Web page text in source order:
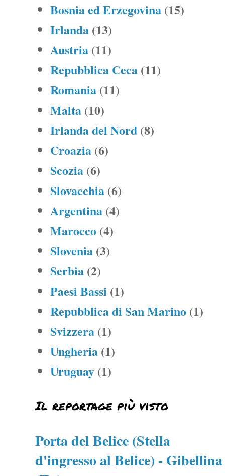
Bosnia ed Erzegovina (15)
Irlanda (13)
Austria (11)
Repubblica Ceca (11)
Romania (11)
Malta (10)
Irlanda del Nord (8)
Croazia (6)
Scozia (6)
Slovacchia (6)
Argentina (4)
Marocco (4)
Slovenia (3)
Serbia (2)
Paesi Bassi (1)
Repubblica di San Marino (1)
Svizzera (1)
Ungheria (1)
Uruguay (1)
Il reportage più visto
Porta del Belice (Stella
d'ingresso al Belice) - Gibellina